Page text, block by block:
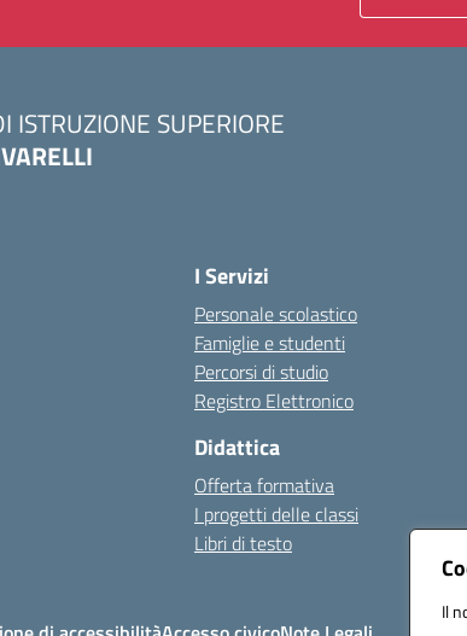
Il
ISTRUZIONE SUPERIORE
I Servizi
Personale scolastico
Famiglie e studenti
Percorsi di studio
Registro Elettronico
Didattica
Offerta formativa
I progetti delle classi
Libri di testo